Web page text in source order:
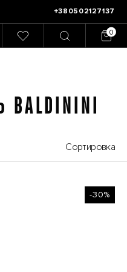
+380502127137
Сортировка
-30%